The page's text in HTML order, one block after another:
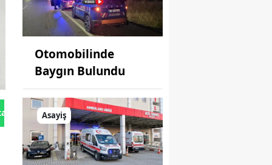
Gönder
Otomobilinde
Baygın Bulundu
Asayiş